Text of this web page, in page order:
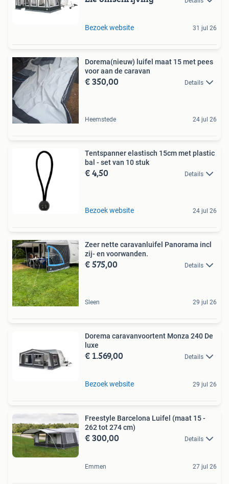
Bezoek website 31 jul 26
Dorema(nieuw) luifel maat 15 met pees
voor aan de caravan
€ 350,00 Details
Heemstede 24 jul 26
Tentspanner elastisch 15cm met plastic
bal - set van 10 stuk
€ 4,50 Details
Bezoek website 24 jul 26
Zeer nette caravanluifel Panorama incl
zij- en voorwanden.
€ 575,00 Details
Sleen 29 jul 26
Dorema caravanvoortent Monza 240 De
luxe
€ 1.569,00 Details
Bezoek website 29 jul 26
Freestyle Barcelona Luifel (maat 15 -
262 tot 274 cm)
€ 300,00 Details
Emmen 27 jul 26